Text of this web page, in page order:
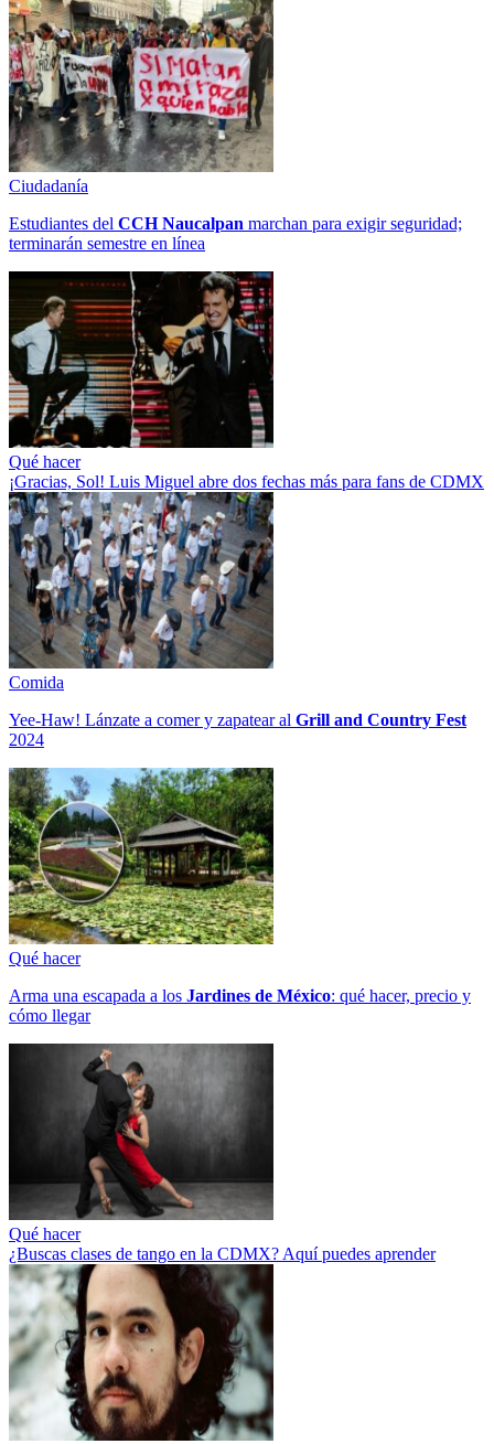
Ciudadanía
Estudiantes del CCH Naucalpan marchan para exigir seguridad;
terminarán semestre en línea
Qué hacer
¡Gracias, Sol! Luis Miguel abre dos fechas más para fans de CDMX
Comida
Yee-Haw! Lánzate a comer y zapatear al Grill and Country Fest
2024
Qué hacer
Arma una escapada a los Jardines de México: qué hacer, precio y
cómo llegar
Qué hacer
¿Buscas clases de tango en la CDMX? Aquí puedes aprender